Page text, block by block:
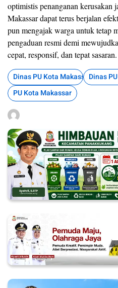
optimistis penanganan
Makassar dapat terus berjalan
pun mengajak warga untuk tetap
pengaduan resmi demi
cepat, responsif, dan tepat sasaran.
Dinas PU Kota MakassarDinas
PU Kota Makassar